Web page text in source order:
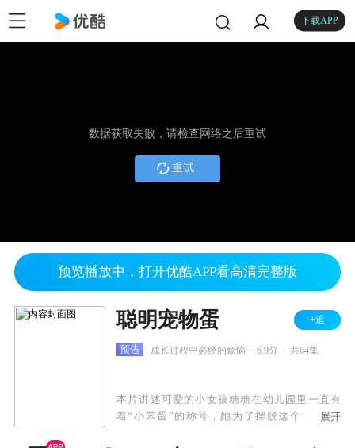
下载APP
数据获取失败，请检查网络之后重试
重试
预览播放中，打开优酷APP看高清完整版
聪明宠物蛋 +追
预告 成长过程中必经的烦恼 6.9分 共64集
本片讲述可爱的小女孩糖糖在幼儿园里一直有
着“小笨蛋”的称号，她为了摆脱这个“荣誉头
展开